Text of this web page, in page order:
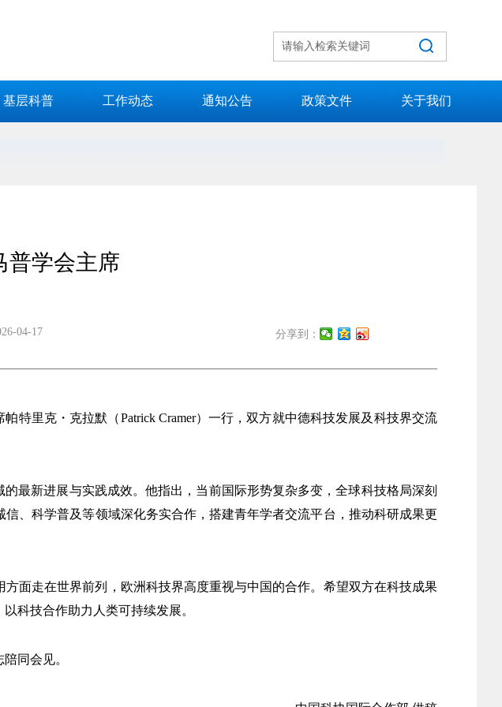
基层科普 工作动态 通知公告 政策文件 关于我们
普学会主席
04-17 分享到：
特里克・克拉默（Patrick Cramer）一行，双方就中德科技发展及科技界交流
最新进展与实践成效。他指出，当前国际形势复杂多变，全球科技格局深刻
、科学普及等领域深化务实合作，搭建青年学者交流平台，推动科研成果更
面走在世界前列，欧洲科技界高度重视与中国的合作。希望双方在科技成果
科技合作助力人类可持续发展。
同会见。